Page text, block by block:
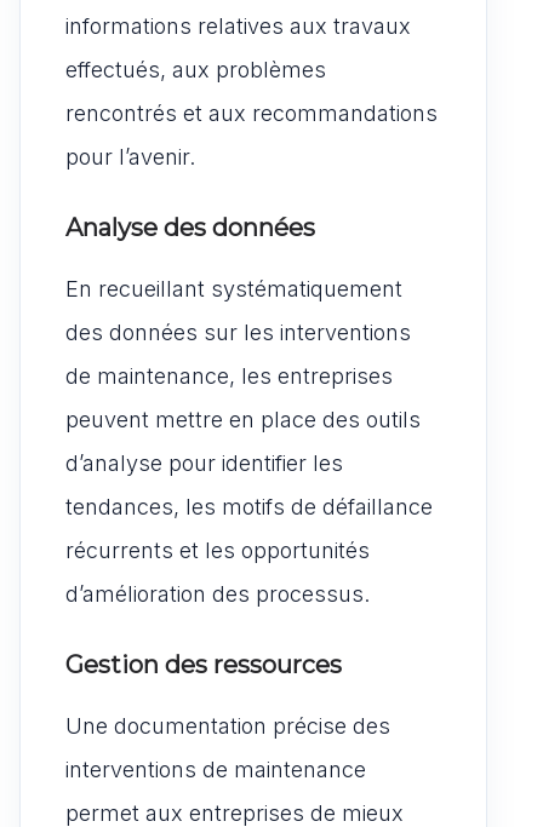
informations relatives aux travaux
effectués, aux problèmes
rencontrés et aux recommandations
pour l’avenir.
Analyse des données
En recueillant systématiquement
des données sur les interventions
de maintenance, les entreprises
peuvent mettre en place des outils
d’analyse pour identifier les
tendances, les motifs de défaillance
récurrents et les opportunités
d’amélioration des processus.
Gestion des ressources
Une documentation précise des
interventions de maintenance
permet aux entreprises de mieux